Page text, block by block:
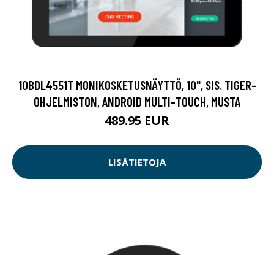
10BDL4551T MONIKOSKETUSNÄYTTÖ, 10", SIS. TIGER-
OHJELMISTON, ANDROID MULTI-TOUCH, MUSTA
489.95 EUR
LISÄTIETOJA